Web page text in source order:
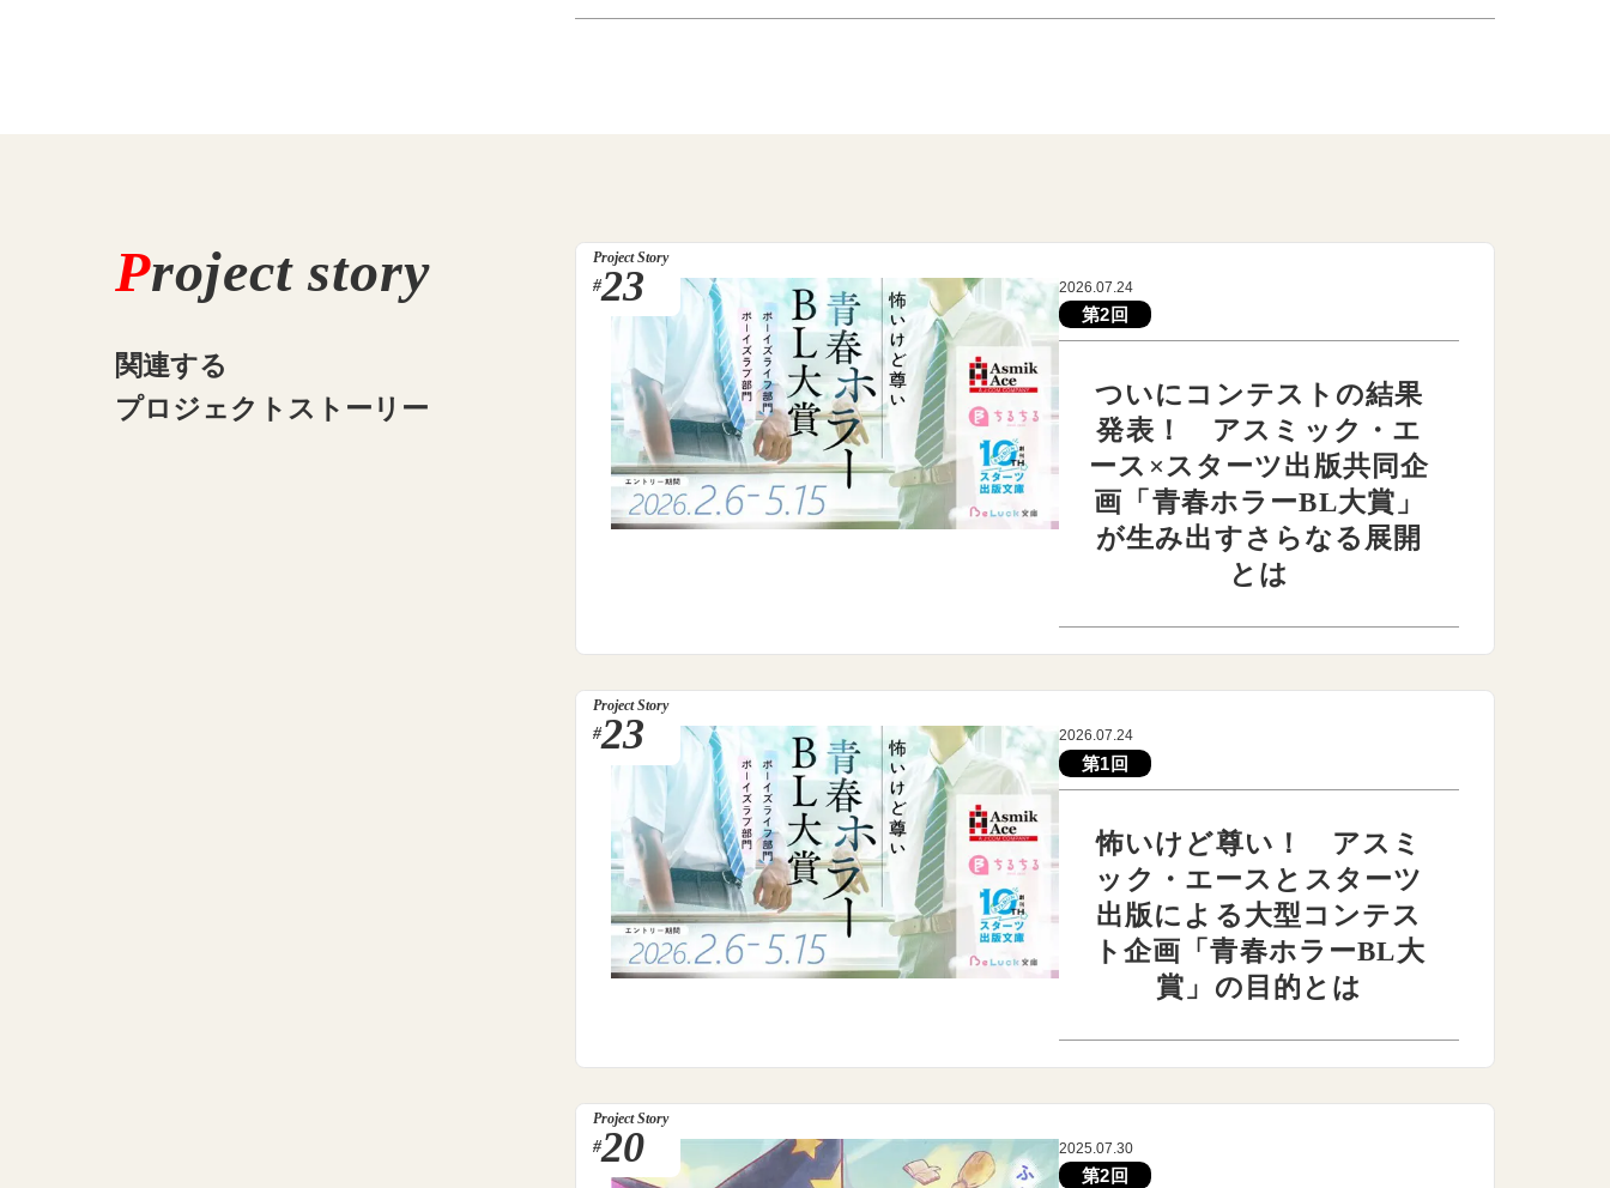
Project story
関連する
プロジェクトストーリー
Project Story
#23 2026.07.24
第2回
ついにコンテストの結果
発表！ アスミック・エ
ース×スターツ出版共同企
画「青春ホラーBL大賞」
が生み出すさらなる展開
とは
Project Story
#23 2026.07.24
第1回
怖いけど尊い！ アスミ
ック・エースとスターツ
出版による大型コンテス
ト企画「青春ホラーBL大
賞」の目的とは
Project Story
#20 2025.07.30
第2回